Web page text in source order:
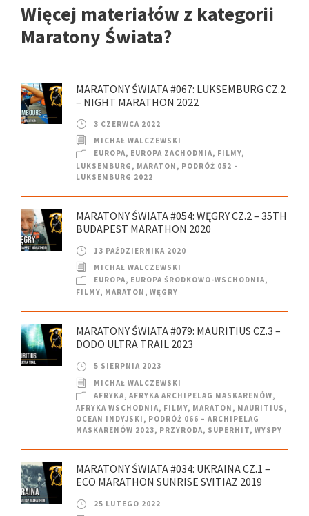
Więcej materiałów z kategorii
Maratony Świata?
MARATONY ŚWIATA #067: LUKSEMBURG CZ.2
– NIGHT MARATHON 2022
3 CZERWCA 2022
MICHAŁ WALCZEWSKI
EUROPA, EUROPA ZACHODNIA, FILMY,
LUKSEMBURG , MARATON , PODRÓŻ 052 –
LUKSEMBURG 2022
MARATONY ŚWIATA #054: WĘGRY CZ.2 – 35TH
BUDAPEST MARATHON 2020
13 PAŹDZIERNIKA 2020
MICHAŁ WALCZEWSKI
EUROPA, EUROPA ŚRODKOWO-WSCHODNIA,
FILMY, MARATON , WĘGRY
MARATONY ŚWIATA #079: MAURITIUS CZ.3 –
DODO ULTRA TRAIL 2023
5 SIERPNIA 2023
MICHAŁ WALCZEWSKI
AFRYKA, AFRYKA ARCHIPELAG MASKARENÓW,
AFRYKA WSCHODNIA, FILMY, MARATON , MAURITIUS ,
OCEAN INDYJSKI , PODRÓŻ 066 – ARCHIPELAG
MASKARENÓW 2023, PRZYRODA, SUPERHIT, WYSPY
MARATONY ŚWIATA #034: UKRAINA CZ.1 –
ECO MARATHON SUNRISE SVITIAZ 2019
25 LUTEGO 2022